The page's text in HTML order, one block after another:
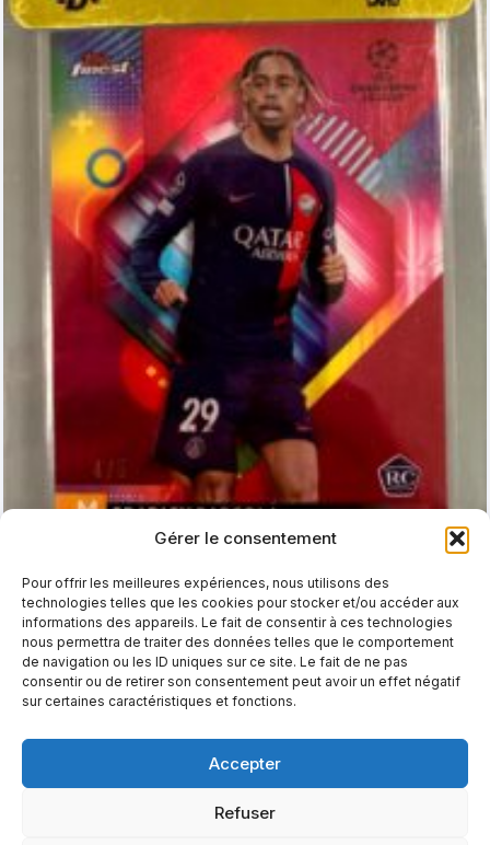
Gérer le consentement
Pour offrir les meilleures expériences, nous utilisons des
technologies telles que les cookies pour stocker et/ou accéder aux
informations des appareils. Le fait de consentir à ces technologies
nous permettra de traiter des données telles que le comportement
de navigation ou les ID uniques sur ce site. Le fait de ne pas
consentir ou de retirer son consentement peut avoir un effet négatif
sur certaines caractéristiques et fonctions.
Accepter
Refuser
2023-24 Topps Finest Bradley Barcola RC BGS 9.5
€299,00
AJOUTER AU PANIER